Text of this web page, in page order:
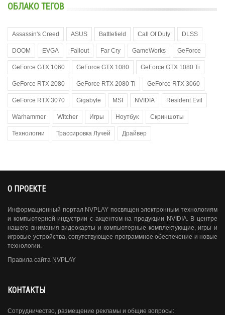
ОБЛАКО ТЕГОВ
Assassin's Creed ASUS Battlefield Call Of Duty DLSS
DOOM EVGA Fallout Far Cry GameWorks GeForce
GeForce GTX 1060 GeForce GTX 1080 GeForce GTX 1080 Ti
GeForce RTX 2080 GeForce RTX 2080 Ti GeForce RTX 3060
GeForce RTX 3070 Gigabyte MSI NVIDIA Resident Evil
Warhammer Witcher Игры Ноутбук Скриншоты
Технологии Трассировка Лучей Драйвер
О ПРОЕКТЕ
Информационный портал NVPLAY посвящен электронным технологиям
и компьютерной индустрии с акцентом на продукции NVIDIA. В центре
нашего внимания видеокарты и компьютерные комплектующие, игры и
игровые устройства, сопутствующее программное обеспечение и новые
технологии.
Правила сайта NVPLAY
КОНТАКТЫ
Сотрудничество, размещение рекламы и общие вопросы: